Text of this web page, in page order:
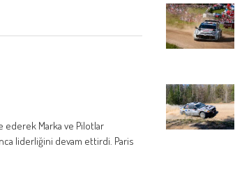
ederek Marka ve Pilotlar
liderliğini devam ettirdi. Paris